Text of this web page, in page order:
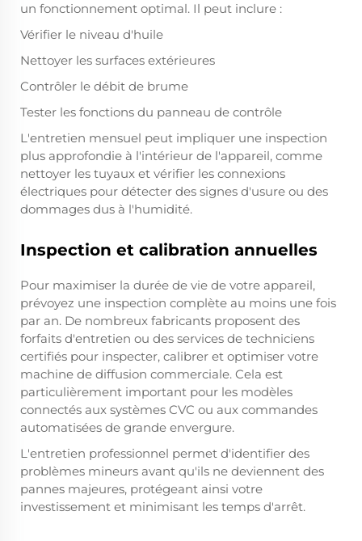
un fonctionnement optimal. Il peut inclure :
Vérifier le niveau d'huile
Nettoyer les surfaces extérieures
Contrôler le débit de brume
Tester les fonctions du panneau de contrôle
L'entretien mensuel peut impliquer une inspection
plus approfondie à l'intérieur de l'appareil, comme
nettoyer les tuyaux et vérifier les connexions
électriques pour détecter des signes d'usure ou des
dommages dus à l'humidité.
Inspection et calibration annuelles
Pour maximiser la durée de vie de votre appareil,
prévoyez une inspection complète au moins une fois
par an. De nombreux fabricants proposent des
forfaits d'entretien ou des services de techniciens
certifiés pour inspecter, calibrer et optimiser votre
machine de diffusion commerciale. Cela est
particulièrement important pour les modèles
connectés aux systèmes CVC ou aux commandes
automatisées de grande envergure.
L'entretien professionnel permet d'identifier des
problèmes mineurs avant qu'ils ne deviennent des
pannes majeures, protégeant ainsi votre
investissement et minimisant les temps d'arrêt.